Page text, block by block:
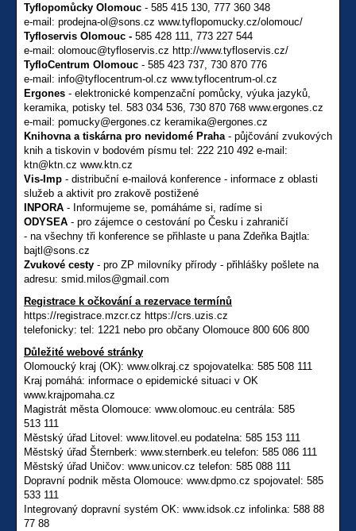
Tyflopomůcky Olomouc - 585 415 130, 777 360 348
e-mail: prodejna-ol@sons.cz www.tyflopomucky.cz/olomouc/
Tyfloservis Olomouc - 585 428 111, 773 227 544
e-mail: olomouc@tyfloservis.cz http://www.tyfloservis.cz/
TyfloCentrum Olomouc - 585 423 737, 730 870 776
e-mail: info@tyflocentrum-ol.cz www.tyflocentrum-ol.cz
Ergones - elektronické kompenzační pomůcky, výuka jazyků,
keramika, potisky tel. 583 034 536, 730 870 768 www.ergones.cz
e-mail: pomucky@ergones.cz keramika@ergones.cz
Knihovna a tiskárna pro nevidomé Praha- půjčování zvukových
knih a tiskovin v bodovém písmu tel: 222 210 492 e-mail:
ktn@ktn.cz www.ktn.cz
Vis-Imp - distribuční e-mailová konference - informace z oblasti
služeb a aktivit pro zrakově postižené
INPORA - Informujeme se, pomáháme si, radíme si
ODYSEA - pro zájemce o cestování po Česku i zahraničí
- na všechny tři konference se přihlaste u pana Zdeňka Bajtla:
bajtl@sons.cz
Zvukové cesty - pro ZP milovníky přírody - přihlášky pošlete na
adresu: smid.milos@gmail.com
Registrace k očkování a rezervace termínů
https://registrace.mzcr.cz https://crs.uzis.cz
telefonicky: tel: 1221 nebo pro občany Olomouce 800 606 800
Důležité webové stránky
Olomoucký kraj (OK): www.olkraj.cz spojovatelka: 585 508 111
Kraj pomáhá: informace o epidemické situaci v OK
www.krajpomaha.cz
Magistrát města Olomouce: www.olomouc.eu centrála: 585
513 111
Městský úřad Litovel: www.litovel.eu podatelna: 585 153 111
Městský úřad Šternberk: www.sternberk.eu telefon: 585 086 111
Městský úřad Uničov: www.unicov.cz telefon: 585 088 111
Dopravní podnik města Olomouce: www.dpmo.cz spojovatel: 585
533 111
Integrovaný dopravní systém OK: www.idsok.cz infolinka: 588 88
77 88